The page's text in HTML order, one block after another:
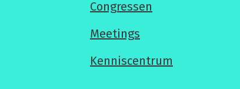
Congressen
Meetings
Kenniscentrum